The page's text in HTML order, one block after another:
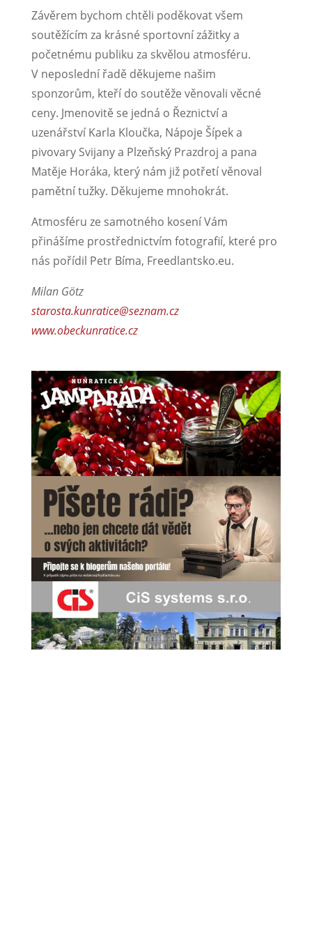
Závěrem bychom chtěli poděkovat všem
soutěžícím za krásné sportovní zážitky a
početnému publiku za skvělou atmosféru.
V neposlední řadě děkujeme našim
sponzorům, kteří do soutěže věnovali věcné
ceny. Jmenovitě se jedná o Řeznictví a
uzenářství Karla Kloučka, Nápoje Šípek a
pivovary Svijany a Plzeňský Prazdroj a pana
Matěje Horáka, který nám již potřetí věnoval
pamětní tužky. Děkujeme mnohokrát.
Atmosféru ze samotného kosení Vám
přinášíme prostřednictvím fotografií, které pro
nás pořídil Petr Bíma, Freedlantsko.eu.
Milan Götz
starosta.kunratice@seznam.cz
www.obeckunratice.cz